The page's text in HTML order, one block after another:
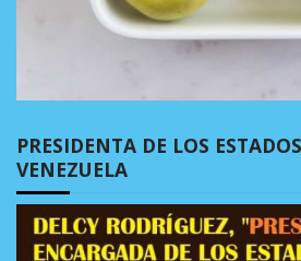
PRESIDENTA DE LOS
VENEZUELA